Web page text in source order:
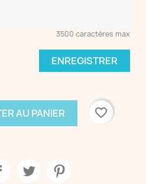
3500 caractères max
ENREGISTRER
AU PANIER
favorite_border